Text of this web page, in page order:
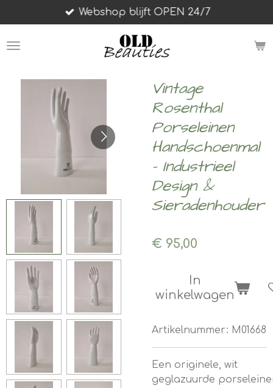
direct
naar
Webshop blijft OPEN 24/7
Vintage
Rosenthal
Porseleinen
Handschoenmal
– Industrieel
Design &
Sieradenhouder
€ 95,00
In
winkelwagen
Artikelnummer: M01668
Een originele, wit
geglazuurde